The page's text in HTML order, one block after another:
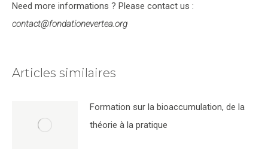
Need more informations ? Please contact us :
contact@fondationevertea.org
Articles similaires
Formation sur la bioaccumulation, de la
théorie à la pratique